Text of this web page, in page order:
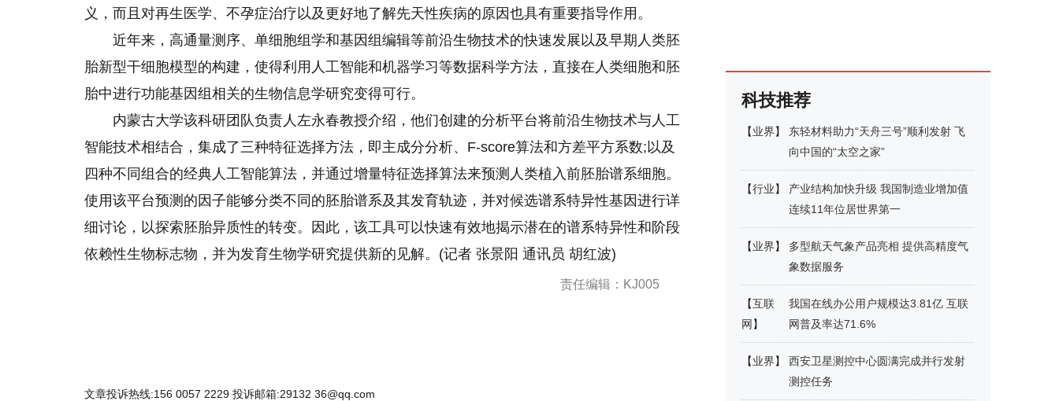
义，而且对再生医学、不孕症治疗以及更好地了解先天性疾病的原因也具有重要指导作用。
近年来，高通量测序、单细胞组学和基因组编辑等前沿生物技术的快速发展以及早期人类胚
胎新型干细胞模型的构建，使得利用人工智能和机器学习等数据科学方法，直接在人类细胞和胚
胎中进行功能基因组相关的生物信息学研究变得可行。
内蒙古大学该科研团队负责人左永春教授介绍，他们创建的分析平台将前沿生物技术与人工
智能技术相结合，集成了三种特征选择方法，即主成分分析、F-score算法和方差平方系数;以及
四种不同组合的经典人工智能算法，并通过增量特征选择算法来预测人类植入前胚胎谱系细胞。
使用该平台预测的因子能够分类不同的胚胎谱系及其发育轨迹，并对候选谱系特异性基因进行详
细讨论，以探索胚胎异质性的转变。因此，该工具可以快速有效地揭示潜在的谱系特异性和阶段
依赖性生物标志物，并为发育生物学研究提供新的见解。(记者 张景阳 通讯员 胡红波)
责任编辑：KJ005
文章投诉热线:156 0057 2229 投诉邮箱:29132 36@qq.com
科技推荐
【业界】
东轻材料助力“天舟三号”顺利发射 飞
向中国的“太空之家”
【行业】
产业结构加快升级 我国制造业增加值
连续11年位居世界第一
【业界】
多型航天气象产品亮相 提供高精度气
象数据服务
【互联
网 】
我国在线办公用户规模达3.81亿 互联
网普及率达71.6%
【业界】
西安卫星测控中心圆满完成并行发射
测控任务